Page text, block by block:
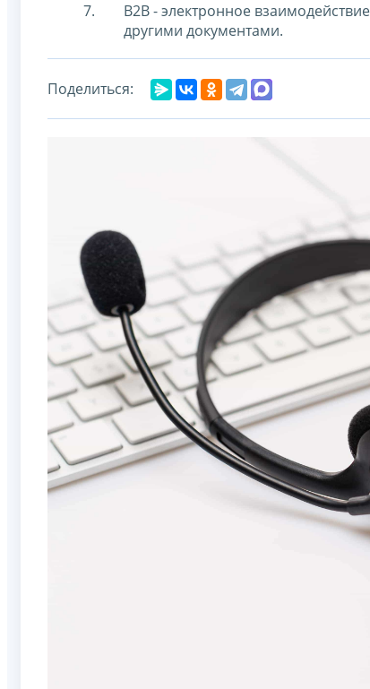
B2B - электронное
другими документами.
Поделиться: